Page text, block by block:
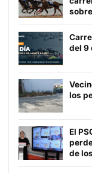
del 9
los
El
de